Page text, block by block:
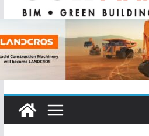
IHG Hotels & Resorts เปิ
อ่าวนางแห่งแรกในกระบี่